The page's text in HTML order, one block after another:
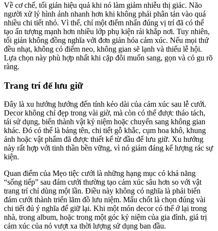
Về cơ chế, tối giản hiệu quả khi nó làm giảm nhiễu thị giác. Não
người xử lý hình ảnh nhanh hơn khi không phải phân tán vào quá
nhiều chi tiết nhỏ. Vì thế, chỉ một điểm nhấn đúng vị trí đã có thể
tạo ấn tượng mạnh hơn nhiều lớp phụ kiện rải khắp nơi. Tuy nhiên,
tối giản không đồng nghĩa với đơn giản hóa cảm xúc. Nếu mọi thứ
đều nhạt, không có điểm neo, không gian sẽ lạnh và thiếu lễ hội.
Lựa chọn này phù hợp nhất khi cặp đôi muốn sang, gọn và có gu rõ
ràng.
Trang trí để lưu giữ
Đây là xu hướng hướng đến tính kéo dài của cảm xúc sau lễ cưới.
Decor không chỉ đẹp trong vài giờ, mà còn có thể được tháo tách,
tái sử dụng, biến thành vật kỷ niệm hoặc chuyển sang không gian
khác. Đó có thể là bảng tên, chi tiết gỗ khắc, cụm hoa khô, khung
ảnh hoặc vật phẩm đã được thiết kế từ đầu để lưu giữ. Xu hướng
này rất hợp với tinh thần bền vững, vì nó giảm đáng kể lượng rác sự
kiện.
Quan điểm của Mẹo tiệc cưới là những hạng mục có khả năng
“sống tiếp” sau đám cưới thường tạo cảm xúc sâu hơn so với vật
trang trí chỉ dùng một lần. Điều này không có nghĩa là phải biến
đám cưới thành triển lãm đồ lưu niệm. Mấu chốt là chọn đúng vài
chi tiết đủ ý nghĩa để giữ lại. Khi một món decor có thể ở lại trong
nhà, trong album, hoặc trong một góc kỷ niệm của gia đình, giá trị
cảm xúc của nó vượt xa thời lượng sử dụng ban đầu.